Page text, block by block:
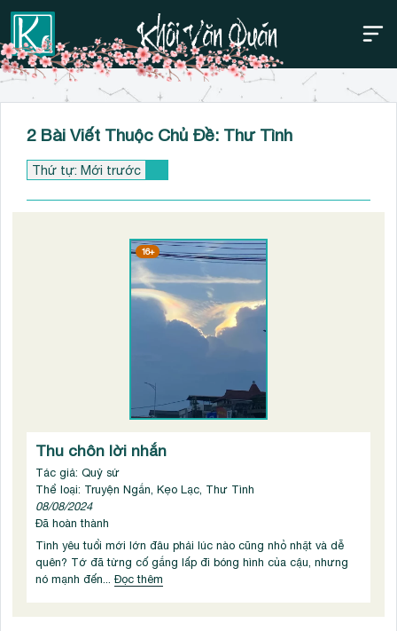
Thanh điều hướng trên
2 Bài Viết Thuộc Chủ Đề: Thư Tình
16+
Thu chôn lời nhắn
Tác giả: Quỷ sứ
Thể loại: Truyện Ngắn, Kẹo Lạc, Thư Tình
08/08/2024
Đã hoàn thành
Tình yêu tuổi mới lớn đâu phải lúc nào cũng nhỏ nhặt và dễ
quên? Tớ đã từng cố gắng lấp đi bóng hình của cậu, nhưng
nó mạnh đến... Đọc thêm